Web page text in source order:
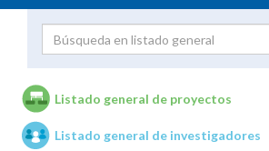
Unidades de investigación
Listado general de proyectos
Listado general de investigadores